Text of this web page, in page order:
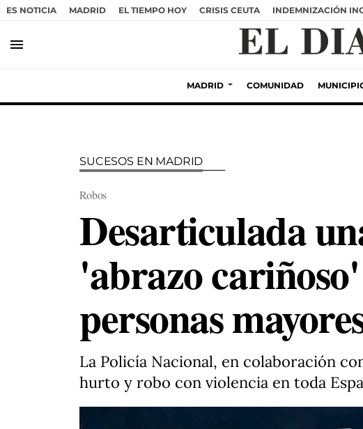
ES NOTICIA MADRID EL TIEMPO HOY CRISIS CEUTA INDEMNIZACIÓN
menu
MADRID COMUNIDAD
SUCESOS EN MADRID
Robos
Desarticulada
'abrazo
personas
La Policía Nacional, en colaboración
hurto y robo con violencia en toda